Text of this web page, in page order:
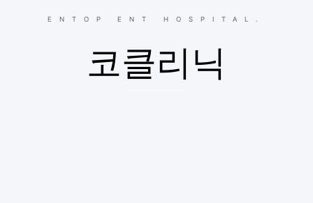
ENTOP ENT HOSPITAL.
코클리닉